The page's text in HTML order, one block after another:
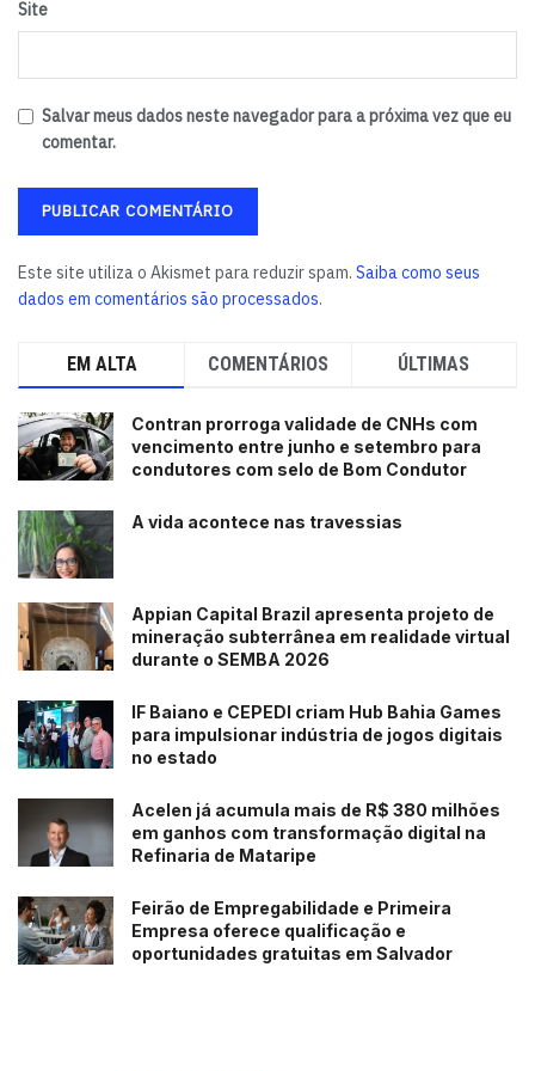
Amarelo. As iniciativas estimularam a adoção de hobbies,
contribuem para o equilíbrio emocional, a exemplo de
yoga, biodança e musicoterapia, complementadas pela
distribuição de materiais educativos sobre a importância
controle da ansiedade, inteligência emocional e
profissionais com ferramentas práticas para o
gerenciamento do estresse e a promoção do equilíbrio.
Além das ações educacionais, a companhia instituiu
momentos e espaços dedicados ao relaxamento. Em
oferecem sessões de massoterapia e auriculoterapia. Em
Brasília, o “Cantinho da Serenidade” disponibiliza uma
o expediente.
O cuidado com o bem-estar individual se estende à
capacitação das lideranças. Treinamentos específicos
sobre inteligência emocional, acolhimento e resolução de
conflitos preparam os gestores para fomentar um
ambiente de trabalho mentalmente saudável e
preventivo.
“Cuidar da saúde mental é uma decisão estratégica em
todas as unidades do Sabin. Por isso, nossos
colaboradores participam das ações da empresa, como
palestras, sessões de massagem nas sextas-feiras e
Site
Salvar meus dados neste navegador para a próxima vez que eu
comentar.
Este site utiliza o Akismet para reduzir spam. Saiba como seus
dados em comentários são processados.
EM ALTA COMENTÁRIOS ÚLTIMAS
Contran prorroga validade de CNHs com
vencimento entre junho e setembro para
condutores com selo de Bom Condutor
A vida acontece nas travessias
Appian Capital Brazil apresenta projeto de
mineração subterrânea em realidade virtual
durante o SEMBA 2026
IF Baiano e CEPEDI criam Hub Bahia Games
para impulsionar indústria de jogos digitais
no estado
Acelen já acumula mais de R$ 380 milhões
em ganhos com transformação digital na
Refinaria de Mataripe
Feirão de Empregabilidade e Primeira
Empresa oferece qualificação e
oportunidades gratuitas em Salvador